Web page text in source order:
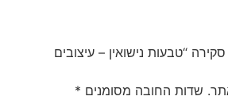
“טבעות נישואין – עיצובים
שדות החובה מסומנים *